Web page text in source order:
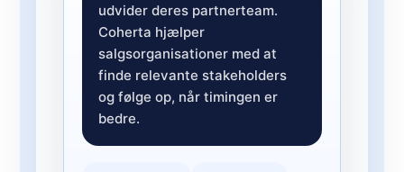
udvider deres partnerteam.
Coherta hjælper
salgsorganisationer med at
finde relevante stakeholders
og følge op, når timingen er
bedre.